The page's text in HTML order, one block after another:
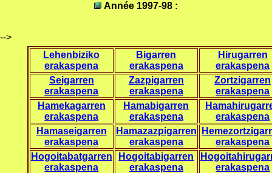
Année 1997-98 :
-->
Lehenbiziko
erakaspena
Bigarren
erakaspena
Hirugarren
erakaspena
Seigarren
erakaspena
Zazpigarren
erakaspena
Zortzigarren
erakaspena
Hamekagarren
erakaspena
Hamabigarren
erakaspena
erakaspena
Hamaseigarren
erakaspena
Hamazazpigarren
erakaspena
erakaspena
Hogoitabatgarren
erakaspena
Hogoitabigarren
erakaspena
erakaspena